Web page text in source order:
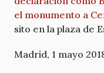
el monumento a
sito en la plaza de
Madrid, 1 mayo